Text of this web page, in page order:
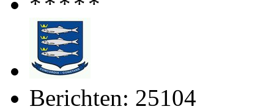
Berichten: 25104